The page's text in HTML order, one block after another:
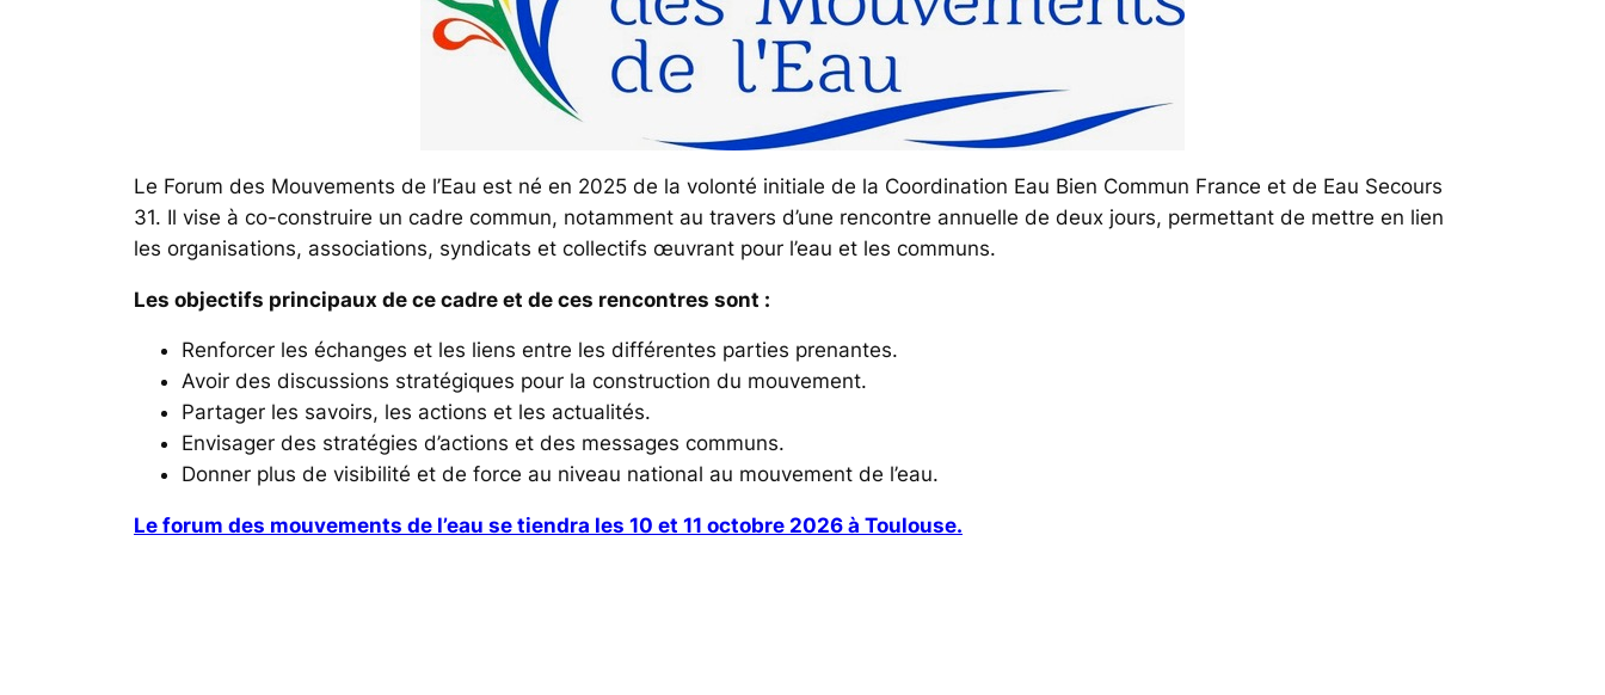
Le Forum des Mouvements de l’Eau est né en 2025 de la volonté initiale de la Coordination Eau Bien Commun France et de Eau Secours
31. Il vise à co-construire un cadre commun, notamment au travers d’une rencontre annuelle de deux jours, permettant de mettre en lien
les organisations, associations, syndicats et collectifs œuvrant pour l’eau et les communs.
Les objectifs principaux de ce cadre et de ces rencontres sont :
Renforcer les échanges et les liens entre les différentes parties prenantes.
Avoir des discussions stratégiques pour la construction du mouvement.
Partager les savoirs, les actions et les actualités.
Envisager des stratégies d’actions et des messages communs.
Donner plus de visibilité et de force au niveau national au mouvement de l’eau.
Le forum des mouvements de l’eau se tiendra les 10 et 11 octobre 2026 à Toulouse.